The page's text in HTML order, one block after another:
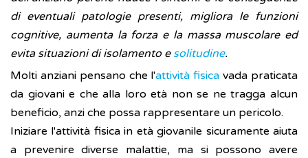
di eventuali patologie presenti, migliora le funzioni
cognitive, aumenta la forza e la massa muscolare ed
evita situazioni di isolamento e solitudine.
Molti anziani pensano che l'attività fisica vada praticata
da giovani e che alla loro età non se ne tragga alcun
beneficio, anzi che possa rappresentare un pericolo.
Iniziare l'attività fisica in età giovanile sicuramente aiuta
a prevenire diverse malattie, ma si possono avere